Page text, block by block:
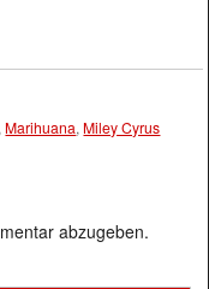
Marihuana, Miley Cyrus
abzugeben.